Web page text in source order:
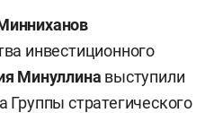
инвестиционного
Минуллина выступили
Группы стратегического